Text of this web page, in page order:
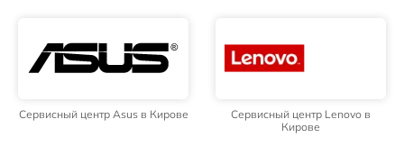
Сервисный центр Asus в Кирове
Сервисный центр Lenovo в
Кирове